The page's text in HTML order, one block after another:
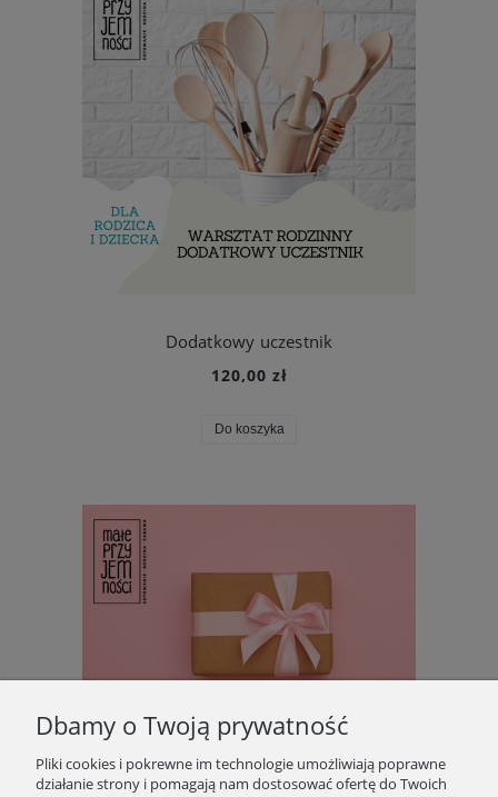
Dodatkowy uczestnik
120,00 zł
Do koszyka
Dbamy o Twoją prywatność
Pliki cookies i pokrewne im technologie umożliwiają poprawne
działanie strony i pomagają nam dostosować ofertę do Twoich